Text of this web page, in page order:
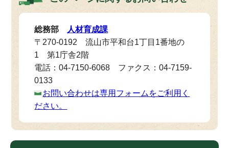
総務部 人材育成課
〒270-0192 流山市平和台1丁目1番地の
1 第1庁舎2階
電話：04-7150-6068 ファクス：04-7159-
0133
お問い合わせは専用フォームをご利用く
ださい。